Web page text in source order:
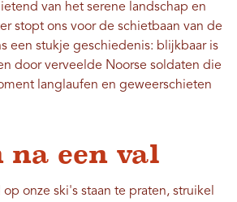
van het serene landschap en
stopt ons voor de schietbaan van de
een stukje geschiedenis: blijkbaar is
door verveelde Noorse soldaten die
langlaufen en geweerschieten
​​na een val
op onze ski's staan ​​te praten, struikel